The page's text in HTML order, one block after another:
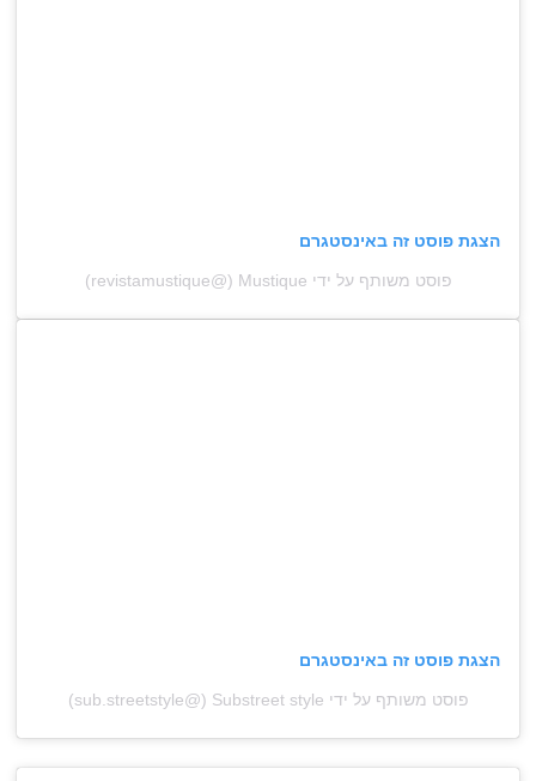
הצגת פוסט זה באינסטגרם
פוסט משותף על ידי ‏‎Mustique‎‏ (@‏‎revistamustique‎‏)
הצגת פוסט זה באינסטגרם
פוסט משותף על ידי ‏‎Substreet style‎‏ (@‏‎sub.streetstyle‎‏)